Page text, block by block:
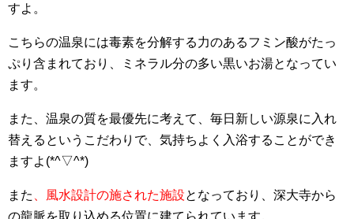
すよ。
こちらの温泉には毒素を分解する力のあるフミン酸がたっ
ぷり含まれており、ミネラル分の多い黒いお湯となってい
ます。
また、温泉の質を最優先に考えて、毎日新しい源泉に入れ
替えるというこだわりで、気持ちよく入浴することができ
ますよ(*^▽^*)
また 、風水設計の施された施設となっており、深大寺から
の龍脈を取り込める位置に建てられています。